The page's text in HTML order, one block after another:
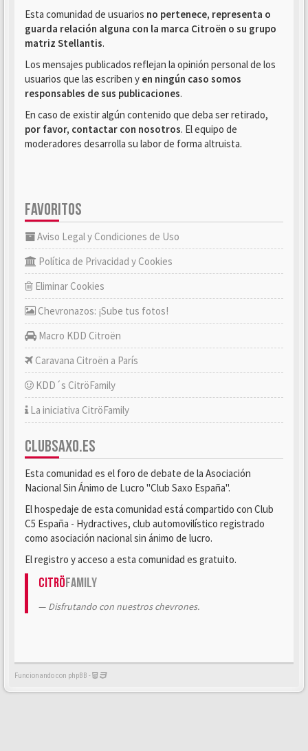
Esta comunidad de usuarios no pertenece, representa o
guarda relación alguna con la marca Citroën o su grupo
matriz Stellantis.
Los mensajes publicados reflejan la opinión personal de los
usuarios que las escriben y en ningún caso somos
responsables de sus publicaciones.
En caso de existir algún contenido que deba ser retirado,
por favor, contactar con nosotros. El equipo de
moderadores desarrolla su labor de forma altruista.
FAVORITOS
Aviso Legal y Condiciones de Uso
Política de Privacidad y Cookies
Eliminar Cookies
Chevronazos: ¡Sube tus fotos!
Macro KDD Citroën
Caravana Citroën a París
KDD´s CitröFamily
La iniciativa CitröFamily
CLUBSAXO.ES
Esta comunidad es el foro de debate de la Asociación
Nacional Sin Ánimo de Lucro "Club Saxo España".
El hospedaje de esta comunidad está compartido con Club
C5 España - Hydractives, club automovilístico registrado
como asociación nacional sin ánimo de lucro.
El registro y acceso a esta comunidad es gratuito.
CitröFamily
Disfrutando con nuestros chevrones.
Funcionando con phpBB -